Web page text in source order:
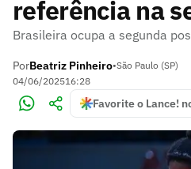
referência na
Brasileira ocupa a segunda
PorBeatriz Pinheiro•São Paulo (SP)
04/06/202516:28
Favorite o Lance!